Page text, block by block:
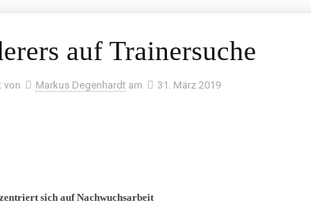
auf Trainersuche
von Markus Degenhardt am 31. März 2019
sich auf Nachwuchsarbeit